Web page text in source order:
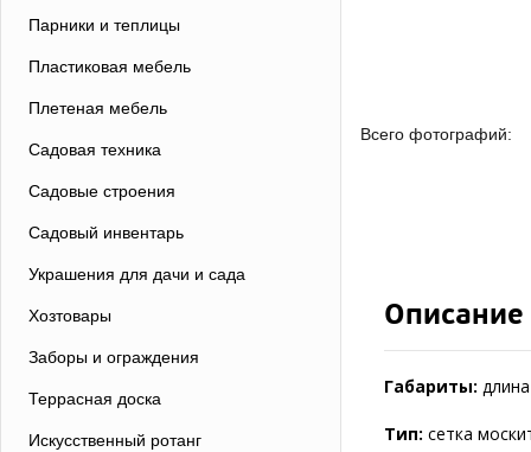
Парники и теплицы
Пластиковая мебель
Плетеная мебель
Садовая техника
Садовые строения
Садовый инвентарь
Украшения для дачи и сада
Хозтовары
Заборы и ограждения
Террасная доска
Искусственный ротанг
Всего фотографий:
Описание
Габариты:
Тип: сетка